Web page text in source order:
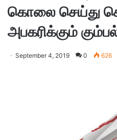
கொலை செய்து
அபகரிக்கும்
September 4, 2019 0 626